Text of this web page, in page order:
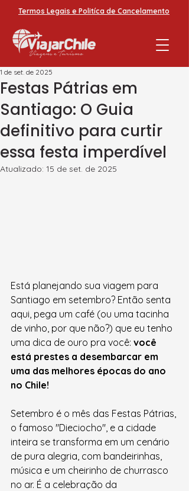
Termos Legais e Politíca de Cancelamento
Festas Pátrias em
Santiago: O Guia
definitivo para curtir
essa festa imperdível
1 de set. de 2025
Atualizado: 15 de set. de 2025
Está planejando sua viagem para
Santiago em setembro? Então senta
aqui, pega um café (ou uma tacinha
de vinho, por que não?) que eu tenho
uma dica de ouro pra você: você
está prestes a desembarcar em
uma das melhores épocas do ano
no Chile!
Setembro é o mês das Festas Pátrias,
o famoso "Dieciocho", e a cidade
inteira se transforma em um cenário
de pura alegria, com bandeirinhas,
música e um cheirinho de churrasco
no ar. É a celebração da